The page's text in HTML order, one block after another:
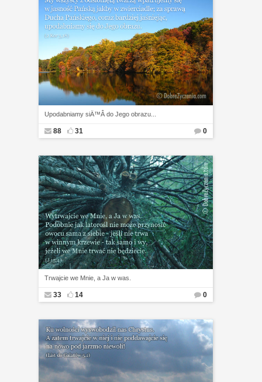
Upodabniamy siÄ™Â do Jego obrazu...
88 31 0
Trwajcie we Mnie, a Ja w was.
33 14 0